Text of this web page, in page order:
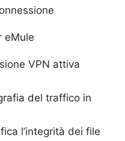
eMule
VPN attiva
del traffico in
l’integrità dei file